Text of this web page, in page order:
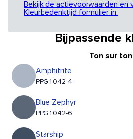
Bekijk de actievoorwaarden en
Kleurbedenktijd formulier in.
Bijpassende
Ton sur ton
Amphitrite
PPG1042-4
Blue Zephyr
PPG1042-6
Starship